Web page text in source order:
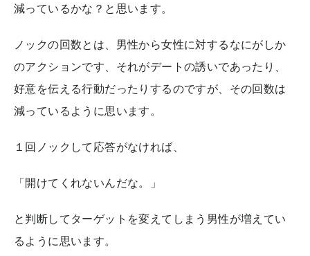
減っているかな？と思います。
ノックの回数とは、男性から女性に対するなにがしか
のアクションです、それがデートの誘いであったり、
好意を伝える行動だったりするのですが、その回数は
減っているように思います。
１回ノックして応答がなければ、
「開けてくれないんだな。」
と判断してターゲットを変えてしまう男性が増えてい
るように思います。